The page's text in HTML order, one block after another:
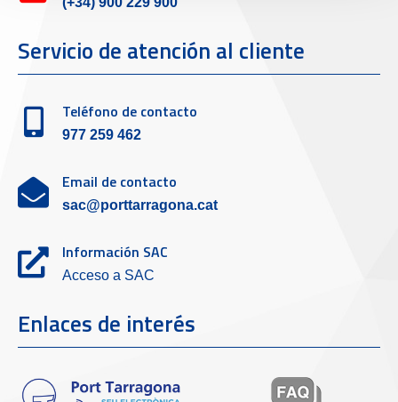
Servicio de atención al cliente
Teléfono de contacto
977 259 462
Email de contacto
sac@porttarragona.cat
Información SAC
Acceso a SAC
Enlaces de interés